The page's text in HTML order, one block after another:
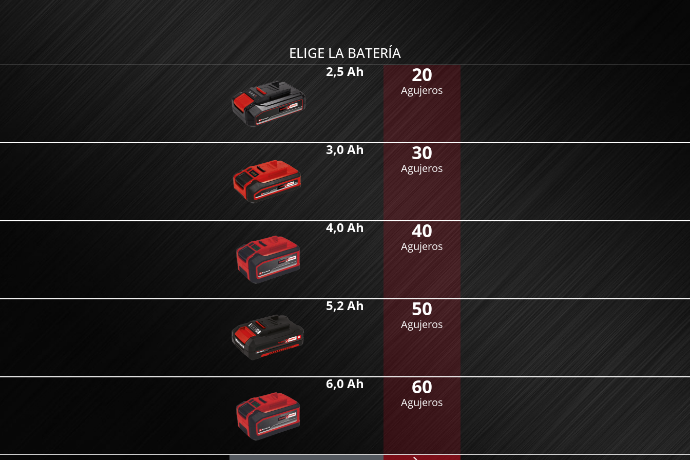
ELIGE LA BATERÍA
2,5 Ah 20
Agujeros
3,0 Ah 30
Agujeros
4,0 Ah 40
Agujeros
5,2 Ah 50
Agujeros
6,0 Ah 60
Agujeros